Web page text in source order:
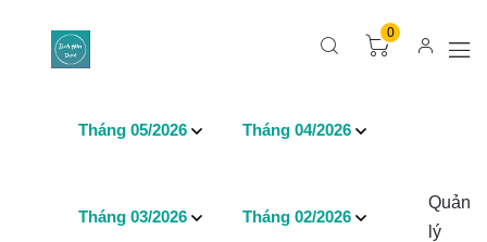
0
Tháng 05/2026 Tháng 04/2026
Tháng 03/2026 Tháng 02/2026
Quản
lý